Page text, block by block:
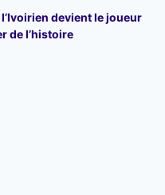
devient le joueur
de l’histoire